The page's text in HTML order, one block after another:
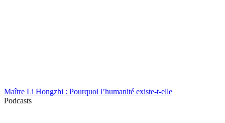
Maître Li Hongzhi : Pourquoi l’humanité existe-t-elle
Podcasts